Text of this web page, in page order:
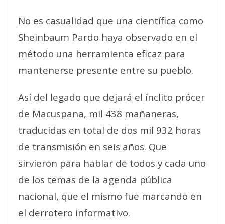
No es casualidad que una científica como
Sheinbaum Pardo haya observado en el
método una herramienta eficaz para
mantenerse presente entre su pueblo.
Así del legado que dejará el ínclito prócer
de Macuspana, mil 438 mañaneras,
traducidas en total de dos mil 932 horas
de transmisión en seis años. Que
sirvieron para hablar de todos y cada uno
de los temas de la agenda pública
nacional, que el mismo fue marcando en
el derrotero informativo.